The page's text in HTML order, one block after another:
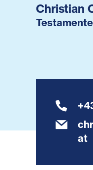
Christian
at